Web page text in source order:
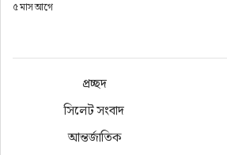
প্রকাশ: ১ বছর আগে
৫ মাস আগে
প্রচ্ছদ
সিলেট সংবাদ
আন্তর্জাতিক